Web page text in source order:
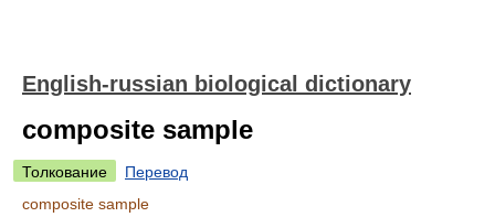
English-russian biological dictionary
composite sample
Толкование
Перевод
composite sample